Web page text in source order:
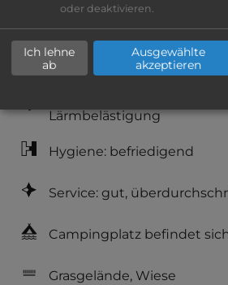
Platzeinrichtung: gut
Lärmbelästigung
Hygiene: befriedigend
Service: gut,
Campingplatz befindet
Grasgelände, Wiese
oder deaktivieren.
Ich lehne
ab
Ausgewählte
akzeptieren